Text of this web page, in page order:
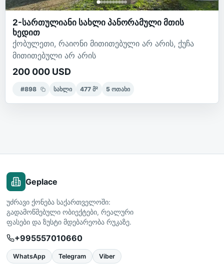
2-სართულიანი სახლი პანორამული მთის
ხედით
ქობულეთი, რაიონი მითითებული არ არის, ქუჩა
მითითებული არ არის
200 000 USD
#898 სახლი 477 მ² 5 ოთახი
Geplace
უძრავი ქონება საქართველოში:
გადამოწმებული ობიექტები, რეალური
ფასები და ზუსტი მდებარეობა რუკაზე.
+995557010660
WhatsApp Telegram Viber